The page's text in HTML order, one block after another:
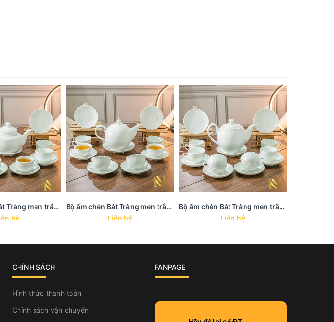
Bộ ấm chén Bát Tràng men trắng trơn - AC 6
hệ
Bộ ấm chén Bát Tràng men trắng trơn - AC 5
Liên hệ
Bộ ấm chén Bát Tràng men trắng trơn - AC 4
Liên hệ
CHÍNH SÁCH
Hình thức thanh toán
Chính sách vận chuyển
FANPAGE